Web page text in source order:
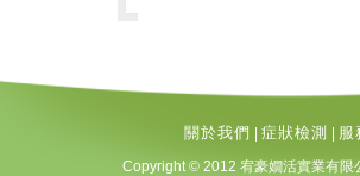
關於我們 症狀檢測 服
Copyright © 2012 宥豪嫺活實業有